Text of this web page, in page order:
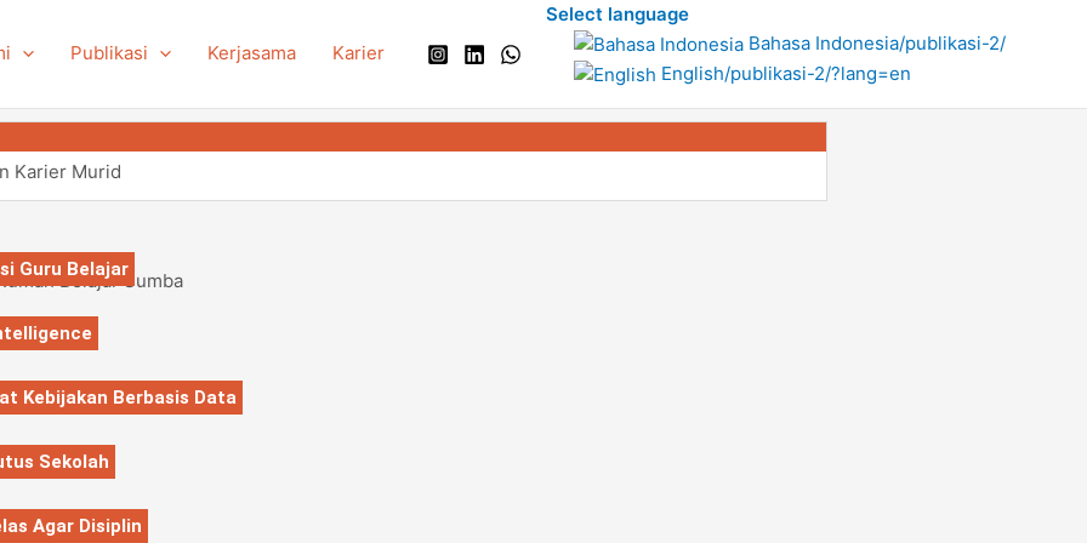
Publikasi Kerjasama Karier
Select language
Bahasa Indonesia/publikasi-2/
English/publikasi-2/?lang=en
Karier Murid
Belajar Sumba
Guru Belajar
Kebijakan Berbasis Data
Sekolah
Agar Disiplin